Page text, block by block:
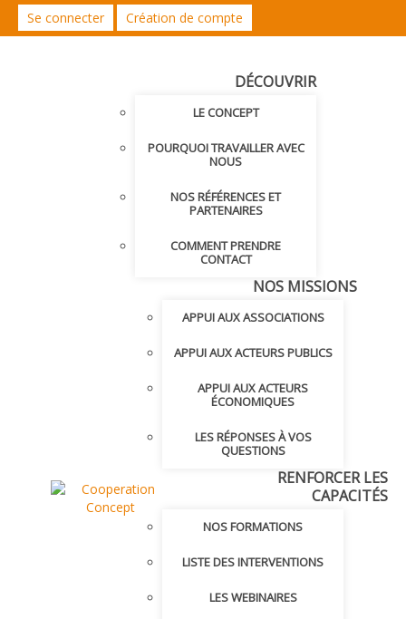
Se connecter Création de compte
DÉCOUVRIR
LE CONCEPT
POURQUOI TRAVAILLER AVEC
NOUS
NOS RÉFÉRENCES ET
PARTENAIRES
COMMENT PRENDRE
CONTACT
NOS MISSIONS
APPUI AUX ASSOCIATIONS
APPUI AUX ACTEURS PUBLICS
APPUI AUX ACTEURS
ÉCONOMIQUES
LES RÉPONSES À VOS
QUESTIONS
RENFORCER LES
CAPACITÉS
NOS FORMATIONS
LISTE DES INTERVENTIONS
LES WEBINAIRES